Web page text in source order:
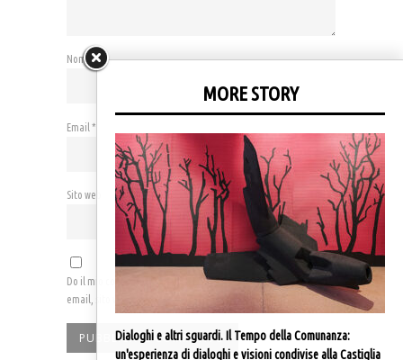
Nome*
Email *
Sito web
Do il mio consenso affinché un cookie salvi i miei dati (nome,
email, sito web) per il prossimo commento.
MORE STORY
Dialoghi e altri sguardi. Il Tempo della Comunanza:
un'esperienza di dialoghi e visioni condivise alla Castiglia